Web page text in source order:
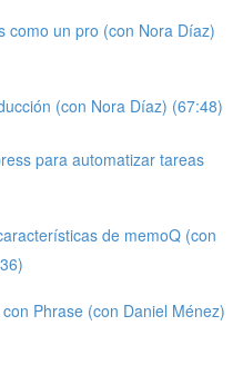
como un pro (con Nora Díaz)
(con Nora Díaz) (67:48)
para automatizar tareas
de memoQ (con
Phrase (con Daniel Ménez)